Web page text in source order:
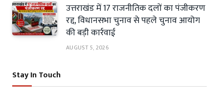
उत्तराखंड में 17 राजनीतिक दलों का पंजीकरण
रद्द, विधानसभा चुनाव से पहले चुनाव आयोग
की बड़ी कार्रवाई
AUGUST 5, 2026
Stay In Touch